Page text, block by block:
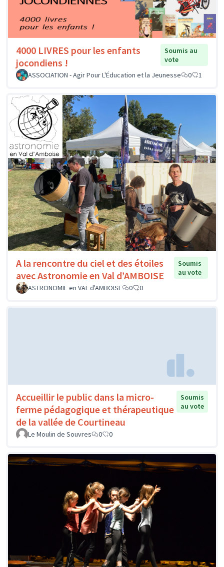
4000 LIVRES pour les enfants
jocondiens !
Soumis au
vote
ASSOCIATION - Agir Pour L'Éducation et la Jeunesse
0 1
A la rencontre du ciel et des étoiles
avec Astronomie en Val d’AMBOISE
Soumis
au vote
ASTRONOMIE en VAL d'AMBOISE
0 0
Accueillir le public dans la micro-
ferme pédagogique et thérapeutique
de la vallée de Courtineau
Soumis
au vote
Le Moulin de Souvres 0 0